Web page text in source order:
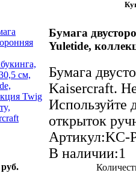
Бумага
Yuletide,
Бумага
Kaisercraft.
Используйте
открыток
Артикул:KC-
В наличии:1